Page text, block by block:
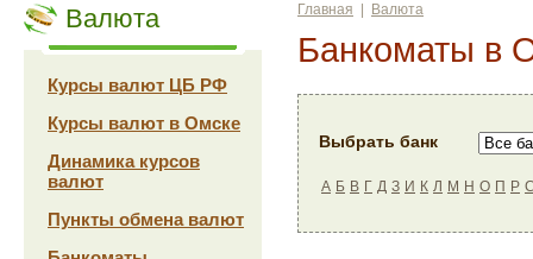
Валюта
Курсы валют ЦБ РФ
Курсы валют в Омске
Динамика курсов
валют
Пункты обмена валют
Главная Валюта
Банкоматы в
Выбрать банк
А Б В Г Д З И К Л М Н О П Р